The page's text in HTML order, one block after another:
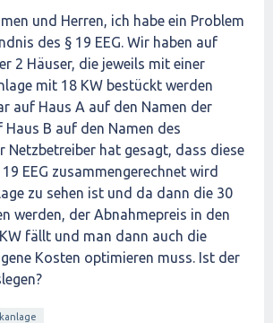
und Herren, ich habe ein Problem
des § 19 EEG. Wir haben auf
2 Häuser, die jeweils mit einer
mit 18 KW bestückt werden
auf Haus A auf den Namen der
Haus B auf den Namen des
Netzbetreiber hat gesagt, dass diese
EEG zusammengerechnet wird
zu sehen ist und da dann die 30
werden, der Abnahmepreis in den
fällt und man dann auch die
Kosten optimieren muss. Ist der